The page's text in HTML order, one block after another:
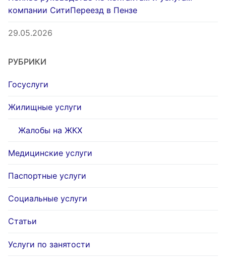
компании СитиПереезд в Пензе
29.05.2026
РУБРИКИ
Госуслуги
Жилищные услуги
Жалобы на ЖКХ
Медицинские услуги
Паспортные услуги
Социальные услуги
Статьи
Услуги по занятости